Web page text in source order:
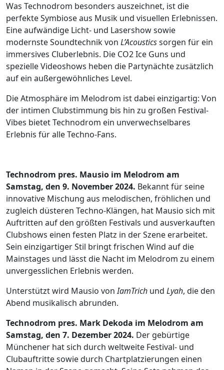
Was Technodrom besonders auszeichnet, ist die
perfekte Symbiose aus Musik und visuellen Erlebnissen.
Eine aufwändige Licht- und Lasershow sowie
modernste Soundtechnik von L’Acousticssorgen für ein
immersives Cluberlebnis. Die CO2 Ice Guns und
spezielle Videoshows heben die Partynächte zusätzlich
auf ein außergewöhnliches Level.
Die Atmosphäre im Melodrom ist dabei einzigartig: Von
der intimen Clubstimmung bis hin zu großen Festival-
Vibes bietet Technodrom ein unverwechselbares
Erlebnis für alle Techno-Fans.
Technodrom pres. Mausio im Melodrom am
Samstag, den 9. November 2024. Bekannt für seine
innovative Mischung aus melodischen, fröhlichen und
zugleich düsteren Techno-Klängen, hat Mausio sich mit
Auftritten auf den größten Festivals und ausverkauften
Clubshows einen festen Platz in der Szene erarbeitet.
Sein einzigartiger Stil bringt frischen Wind auf die
Mainstages und lässt die Nacht im Melodrom zu einem
unvergesslichen Erlebnis werden.
Unterstützt wird Mausio vonIamTrich und Lyah, die den
Abend musikalisch abrunden.
Technodrom pres. Mark Dekoda im Melodrom am
Samstag, den 7. Dezember 2024. Der gebürtige
Münchener hat sich durch weltweite Festival- und
Clubauftritte sowie durch Chartplatzierungen einen